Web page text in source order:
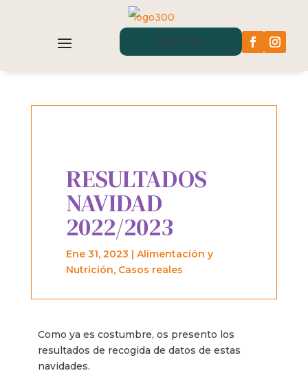
RECETAS
RESULTADOS
NAVIDAD
2022/2023
Ene 31, 2023 | Alimentación y
Nutrición, Casos reales
Como ya es costumbre, os presento los
resultados de recogida de datos de estas
navidades.